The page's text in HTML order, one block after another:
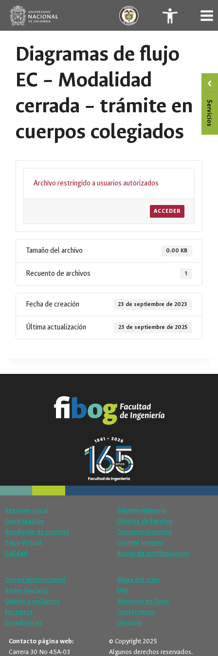
Saltar
contenido
. .
Diagramas de flujo
EC – Modalidad
cerrada – trámite en
cuerpos colegiados
Archivo restringido a usuarios autorizados
ACCEDER
Tamaño del archivo 0.00 KB
Recuento de archivos 1
Fecha de creación 23 de septiembre de 2023
Última actualización 23 de septiembre de 2025
Régimen Legal
Contratación
Rendición de cuentas
Pago Virtual
Calidad
Talento Humano
Ofertas de Empleo
Concurso Docente
Control Interno
Buzón de notificaciones
Correo institucional
Redes Sociales
Quejas y reclamos
Encuesta
Estadísticas
Mapa del sitio
FAQ
Atención en línea
Contáctenos
Glosario
Contacto página web:
Carrera 30 No 45A-03
© Copyright 2025
Algunos derechos reservados.